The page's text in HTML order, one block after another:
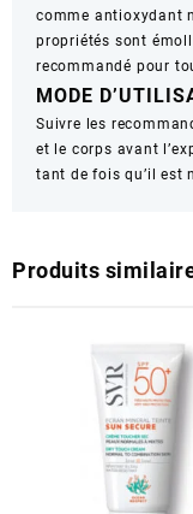
comme antioxydant
propriétés sont
recommandé pour
MODE
Suivre les
et le corps avant
tant de fois qu’il est
Produits